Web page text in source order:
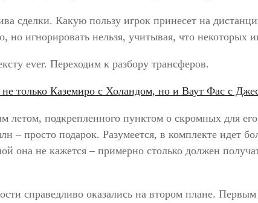
сделки. Какую пользу игрок принесет на
но игнорировать нельзя, учитывая, что некоторых
ever. Переходим к разбору трансферов.
летом, подкрепленного пунктом о скромных для
просто подарок. Разумеется, в комплекте идет
не кажется – примерно столько должен
справедливо оказались на втором плане.